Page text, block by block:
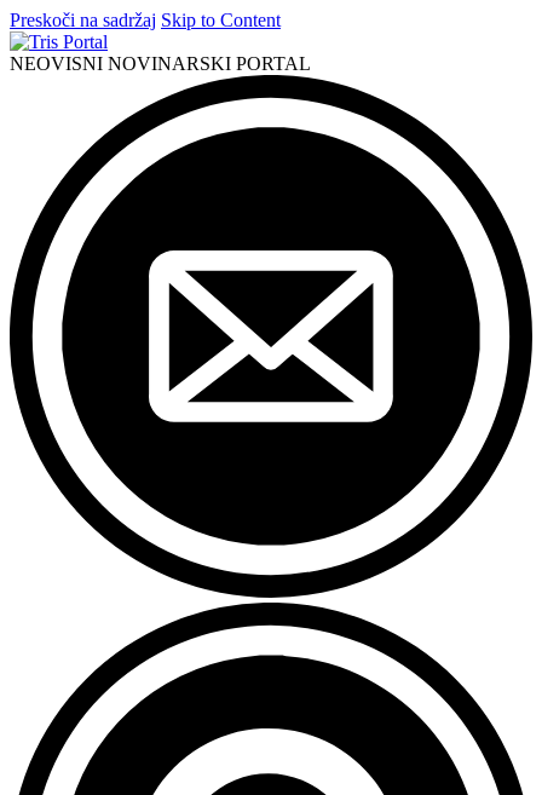
Preskoči na sadržaj Skip to Content
NEOVISNI NOVINARSKI PORTAL